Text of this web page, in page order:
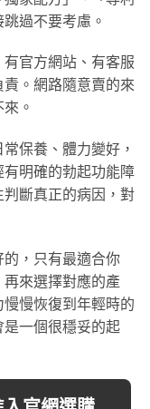
過不要考慮。
官方網站、有客服
。網路隨意賣的來
。
保養、體力變好，
明確的勃起功能障
斷真正的病因，對
，只有最適合你
來選擇對應的產
慢恢復到年輕時的
一個很穩妥的起